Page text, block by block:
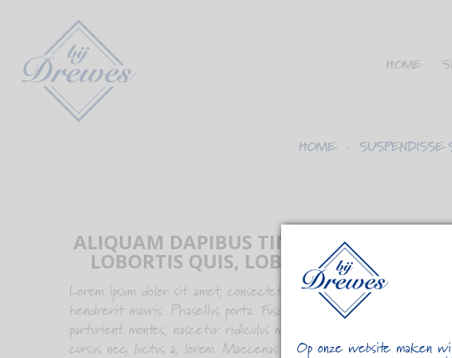
HOME
HOME
ALIQUAM DAPIBUS TINCIDUNT METUS.
LOBORTIS QUIS, LOBORTIS
Lorem ipsum dolor sit amet, consectetuer adipiscing elit. Praesent
hendrerit mauris. Phasellus porta. Fusce suscipit varius mi. Cum sociis
parturient montes, nascetur ridiculus mus. Nulla dui. Fusce feugiat
cursus nec, luctus a, lorem. Maecenas tristique orci ac sem. Duis
Op onze website maken